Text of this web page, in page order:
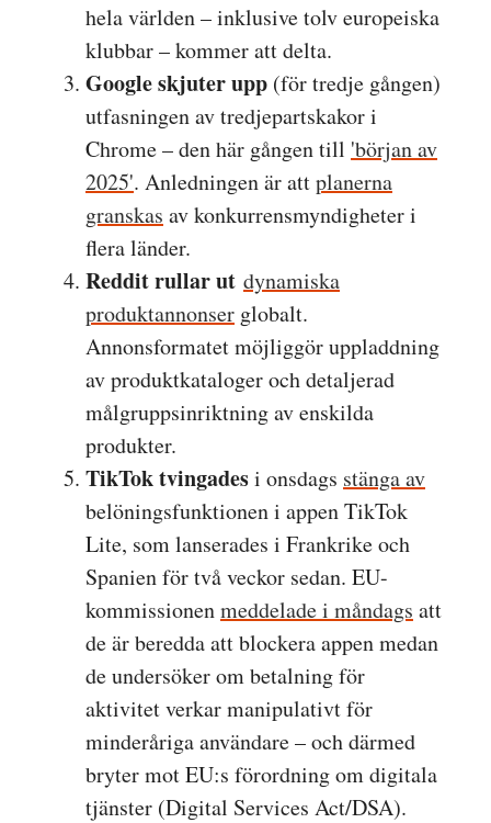
hela världen – inklusive tolv europeiska
klubbar – kommer att delta.
Google skjuter upp (för tredje gången)
utfasningen av tredjepartskakor i
Chrome – den här gången till 'början av
2025'. Anledningen är attplanerna
granskas av konkurrensmyndigheter i
flera länder.
Reddit rullar ut dynamiska
produktannonser globalt.
Annonsformatet möjliggör uppladdning
av produktkataloger och detaljerad
målgruppsinriktning av enskilda
produkter.
TikTok tvingadesi onsdags stänga av
belöningsfunktionen i appen TikTok
Lite, som lanserades i Frankrike och
Spanien för två veckor sedan. EU-
kommissionenmeddelade i måndags att
de är beredda att blockera appen medan
de undersöker om betalning för
aktivitet verkar manipulativt för
minderåriga användare – och därmed
bryter mot EU:s förordning om digitala
tjänster (Digital Services Act/DSA).